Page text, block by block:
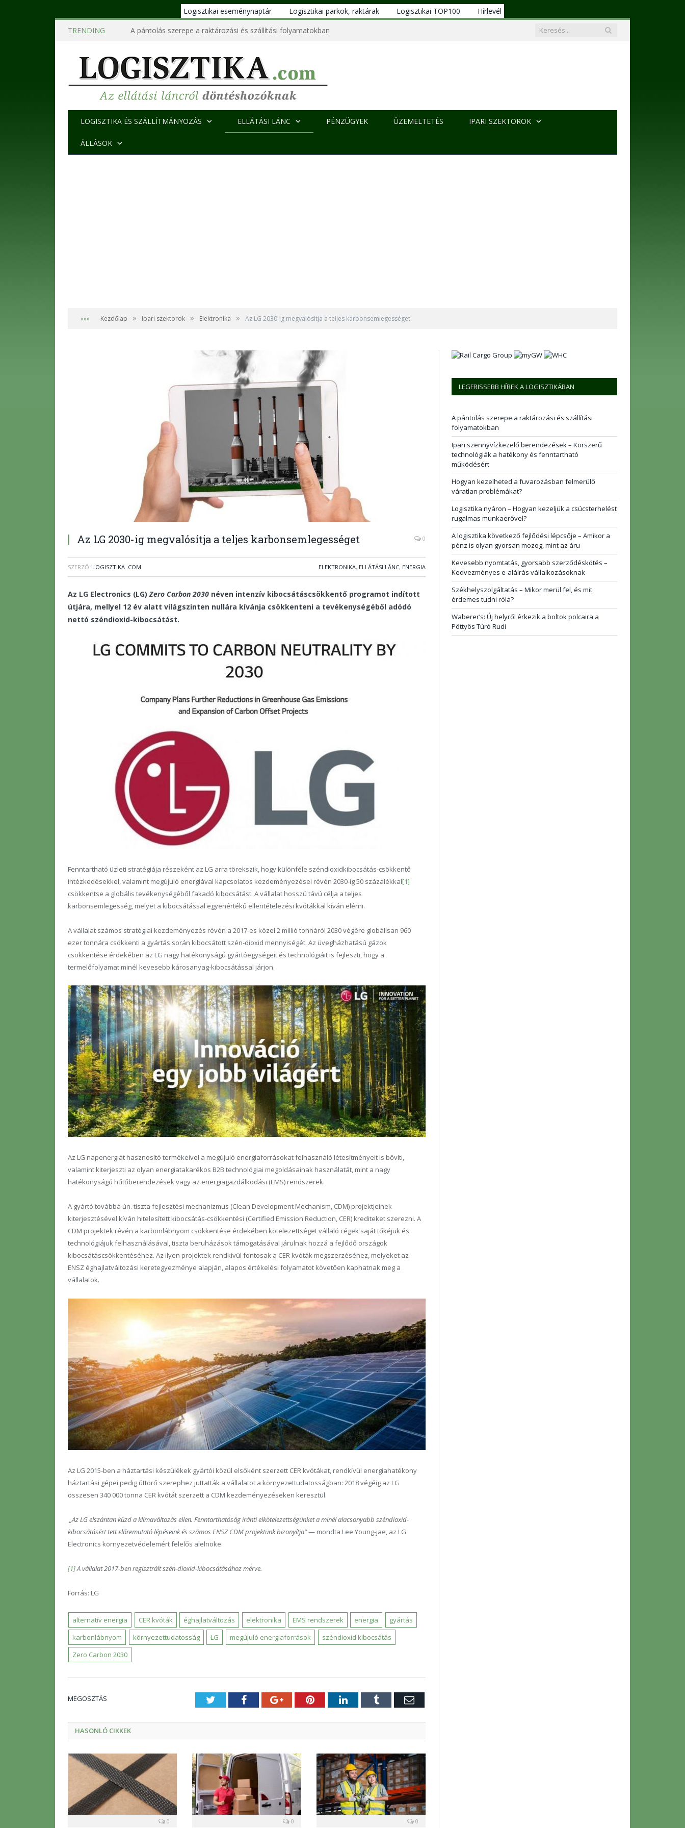
Logisztikai eseménynaptár Logisztikai parkok, raktárak Logisztikai TOP100
Hírlevél
TRENDING
A pántolás szerepe a raktározási és szállítási folyamatokban
LOGISZTIKA ÉS SZÁLLÍTMÁNYOZÁS ELLÁTÁSI LÁNC PÉNZÜGYEK ÜZEMELTETÉS IPARI SZEKTOROK
ÁLLÁSOK
»»» Kezdőlap » Ipari szektorok » Elektronika » Az LG 2030-ig megvalósítja a teljes karbonsemlegességet
Az LG 2030-ig megvalósítja a teljes karbonsemlegességet 0
SZERZŐ: LOGISZTIKA .COM ELEKTRONIKA, ELLÁTÁSI LÁNC, ENERGIA
Az LG Electronics (LG)Zero Carbon 2030 néven intenzív kibocsátáscsökkentő programot indított
útjára, mellyel 12 év alatt világszinten nullára kívánja csökkenteni a tevékenységéből adódó
nettó széndioxid-kibocsátást.
Fenntartható üzleti stratégiája részeként az LG arra törekszik, hogy különféle széndioxidkibocsátás-csökkentő
intézkedésekkel, valamint megújuló energiával kapcsolatos kezdeményezései révén 2030-ig 50 százalékkal[1]
csökkentse a globális tevékenységéből fakadó kibocsátást. A vállalat hosszú távú célja a teljes
karbonsemlegesség, melyet a kibocsátással egyenértékű ellentételezési kvótákkal kíván elérni.
A vállalat számos stratégiai kezdeményezés révén a 2017-es közel 2 millió tonnáról 2030 végére globálisan 960
ezer tonnára csökkenti a gyártás során kibocsátott szén-dioxid mennyiségét. Az üvegházhatású gázok
csökkentése érdekében az LG nagy hatékonyságú gyártóegységeit és technológiáit is fejleszti, hogy a
termelőfolyamat minél kevesebb károsanyag-kibocsátással járjon.
Az LG napenergiát hasznosító termékeivel a megújuló energiaforrásokat felhasználó létesítményeit is bővíti,
valamint kiterjeszti az olyan energiatakarékos B2B technológiai megoldásainak használatát, mint a nagy
hatékonyságú hűtőberendezések vagy az energiagazdálkodási (EMS) rendszerek.
A gyártó továbbá ún. tiszta fejlesztési mechanizmus (Clean Development Mechanism, CDM) projektjeinek
kiterjesztésével kíván hitelesített kibocsátás-csökkentési (Certified Emission Reduction, CER) krediteket szerezni. A
CDM projektek révén a karbonlábnyom csökkentése érdekében kötelezettséget vállaló cégek saját tőkéjük és
technológiájuk felhasználásával, tiszta beruházások támogatásával járulnak hozzá a fejlődő országok
kibocsátáscsökkentéséhez. Az ilyen projektek rendkívül fontosak a CER kvóták megszerzéséhez, melyeket az
ENSZ éghajlatváltozási keretegyezménye alapján, alapos értékelési folyamatot követően kaphatnak meg a
vállalatok.
Az LG 2015-ben a háztartási készülékek gyártói közül elsőként szerzett CER kvótákat, rendkívül energiahatékony
háztartási gépei pedig úttörő szerephez juttatták a vállalatot a környezettudatosságban: 2018 végéig az LG
összesen 340 000 tonna CER kvótát szerzett a CDM kezdeményezéseken keresztül.
„Az LG elszántan küzd a klímaváltozás ellen. Fenntarthatóság iránti elkötelezettségünket a minél alacsonyabb széndioxid-
kibocsátásért tett előremutató lépéseink és számos ENSZ CDM projektünk bizonyítja”— mondta Lee Young-jae, az LG
Electronics környezetvédelemért felelős alelnöke.
[1]A vállalat 2017-ben regisztrált szén-dioxid-kibocsátásához mérve.
Forrás: LG
alternatív energia CER kvóták éghajlatváltozás elektronika EMS rendszerek energia
gyártás
karbonlábnyom
környezettudatosság LG megújuló energiaforrások
széndioxid kibocsátás
Zero Carbon 2030
MEGOSZTÁS TwitterFacebookGoogle+PinterestLinkedInTumblr E-
HASONLÓ CIKKEK
0 0 0
LEGFRISSEBB HÍREK A LOGISZTIKÁBAN
A pántolás szerepe a raktározási és szállítási
folyamatokban
Ipari szennyvízkezelő berendezések – Korszerű
technológiák a hatékony és fenntartható
működésért
Hogyan kezelheted a fuvarozásban felmerülő
váratlan problémákat?
Logisztika nyáron – Hogyan kezeljük a csúcsterhelést
rugalmas munkaerővel?
A logisztika következő fejlődési lépcsője – Amikor a
pénz is olyan gyorsan mozog, mint az áru
Kevesebb nyomtatás, gyorsabb szerződéskötés –
Kedvezményes e-aláírás vállalkozásoknak
Székhelyszolgáltatás – Mikor merül fel, és mit
érdemes tudni róla?
Waberer’s: Új helyről érkezik a boltok polcaira a
Pöttyös Túró Rudi